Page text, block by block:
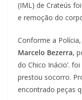
(IML) de Crateús
e remoção do
Conforme a
Marcelo Bezerra,
do Chico Inácio’.
prestou socorro.
encontrado peças